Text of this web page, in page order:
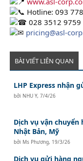
Hotline: 093
028 3512 9759
pricing@asl-
BÀI VIẾT LIÊN QUAN
LHP Express nhận
bởi NHU Y,7/4/26
Dịch vụ vận chuyển
Nhật Bản, Mỹ
bởi Ms Phương, 19/3/26
Dịch vụ gửi hàng